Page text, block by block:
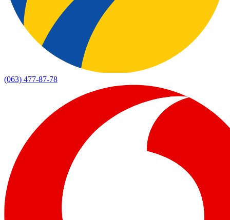
(063) 477-87-78